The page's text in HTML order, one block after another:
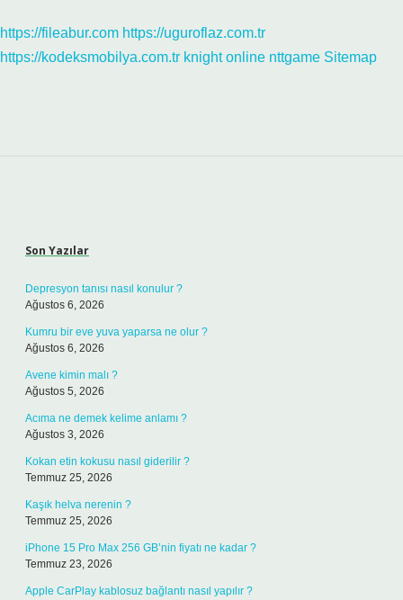
https://fileabur.com https://uguroflaz.com.tr
https://kodeksmobilya.com.tr knight online nttgame Sitemap
Son Yazılar
Depresyon tanısı nasıl konulur ?
Ağustos 6, 2026
Kumru bir eve yuva yaparsa ne olur ?
Ağustos 6, 2026
Avene kimin malı ?
Ağustos 5, 2026
Acıma ne demek kelime anlamı ?
Ağustos 3, 2026
Kokan etin kokusu nasıl giderilir ?
Temmuz 25, 2026
Kaşık helva nerenin ?
Temmuz 25, 2026
iPhone 15 Pro Max 256 GB’nin fiyatı ne kadar ?
Temmuz 23, 2026
Apple CarPlay kablosuz bağlantı nasıl yapılır ?